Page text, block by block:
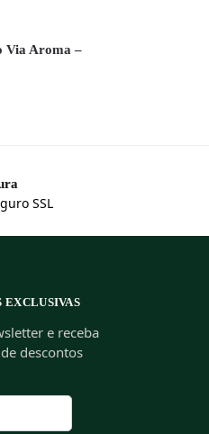
Via Aroma –
SSL
EXCLUSIVAS
e receba
descontos